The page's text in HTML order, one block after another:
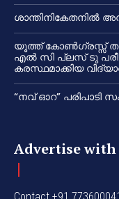
ശാന്തിനികേതനിൽ
യൂത്ത് കോൺഗ്രസ്സ്
എൽ സി പ്ലസ് ടു
കരസ്ഥമാക്കിയ
“നവ് ഓറ” പരിപാടി
Advertise with
Contact +91